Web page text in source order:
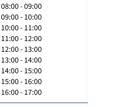
08:00 - 09:00
09:00 - 10:00
10:00 - 11:00
11:00 - 12:00
12:00 - 13:00
13:00 - 14:00
14:00 - 15:00
15:00 - 16:00
16:00 - 17:00